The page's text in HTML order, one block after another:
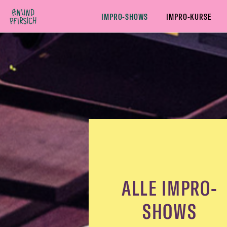
Zum Inhalt springen
IMPRO-SHOWS IMPRO-KURSE
ALLE IMPRO-SHOWS COMEDY IMPRO-SHOWS
ALLE IMPRO-
SHOWS